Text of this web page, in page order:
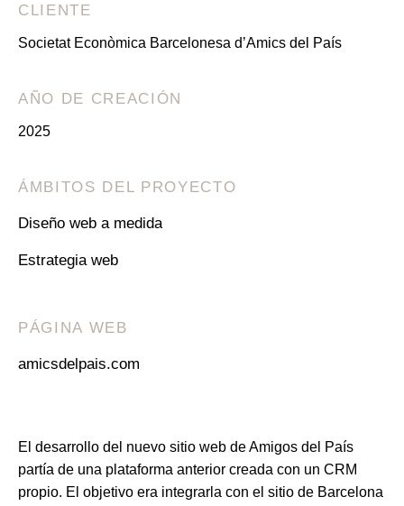
CLIENTE
Societat Econòmica Barcelonesa d’Amics del País
AÑO DE CREACIÓN
2025
ÁMBITOS DEL PROYECTO
Diseño web a medida
Estrategia web
PÁGINA WEB
amicsdelpais.com
El desarrollo del nuevo sitio web de Amigos del País
partía de una plataforma anterior creada con un CRM
propio. El objetivo era integrarla con el sitio de Barcelona